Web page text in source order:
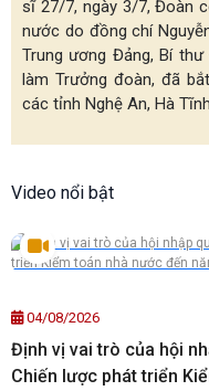
sĩ 27/7, ngày 3/7, Đoàn
nước do đồng chí
Trung ương Đảng, Bí
làm Trưởng đoàn, đã
các tỉnh Nghệ An, Hà
Video nổi bật
04/08/2026
Định vị vai trò của hội
Chiến lược phát triển